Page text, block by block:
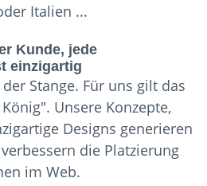
Italien ...
Kunde, jede
einzigartig
Stange. Für uns gilt das
Unsere Konzepte,
Designs generieren
die Platzierung
im Web.